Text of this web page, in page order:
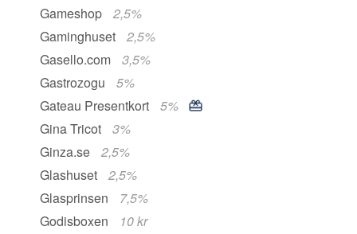
Gameshop
2,5%
Gaminghuset
2,5%
Gasello.com
3,5%
Gastrozogu
5%
Gateau Presentkort
5%
Gina Tricot
3%
Ginza.se
2,5%
Glashuset
2,5%
Glasprinsen
7,5%
Godisboxen
10 kr